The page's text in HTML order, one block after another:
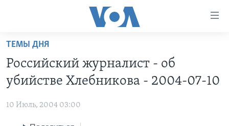
Перейти
основной
контент
Перейти
ПРОГРАММЫ
НОВОСТИ ЗА МИНУТУ
УЧИМ АНГЛИЙСКИЙ
ЭКСПЕРТИЗА
ТЕМЫ ДНЯ
Российский журналист - об
убийстве Хлебникова - 2004-07-10
10 Июль, 2004 03:00